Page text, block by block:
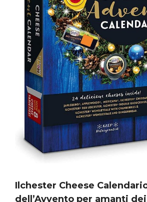
Ilchester Cheese
dell’Avvento per amanti